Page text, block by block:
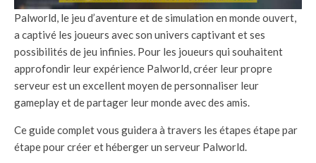
Palworld, le jeu d’aventure et de simulation en monde ouvert,
a captivé les joueurs avec son univers captivant et ses
possibilités de jeu infinies. Pour les joueurs qui souhaitent
approfondir leur expérience Palworld, créer leur propre
serveur est un excellent moyen de personnaliser leur
gameplay et de partager leur monde avec des amis.
Ce guide complet vous guidera à travers les étapes étape par
étape pour créer et héberger un serveur Palworld.